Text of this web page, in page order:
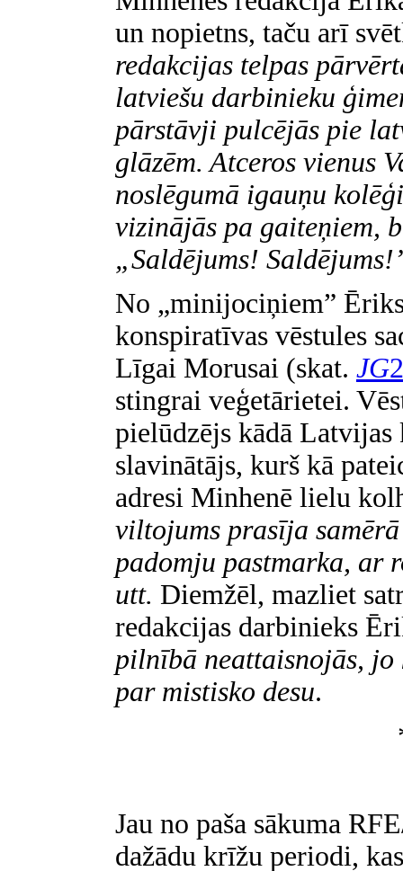
un nopietns, taču arī
redakcijas telpas
latviešu darbinieku
pārstāvji pulcējās pie
glāzēm. Atceros vienus
noslēgumā igauņu
vizinājās pa gaiteņiem,
„Saldējums!
No „minijociņiem”
konspiratīvas vēstules
Līgai Morusai (skat. JG
stingrai veģetārietei.
pielūdzējs kādā
slavinātājs, kurš kā
adresi Minhenē lielu
viltojums prasīja
padomju pastmarka, ar
utt. Diemžēl, mazliet
redakcijas darbinieks
pilnībā neattaisnojās, jo
par mistisko desu.
Jau no paša sākuma
dažādu krīžu periodi,